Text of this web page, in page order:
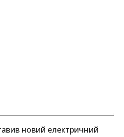
новий електричний